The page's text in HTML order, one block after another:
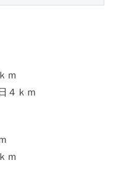
ｍ
４ｋｍ
ｍ